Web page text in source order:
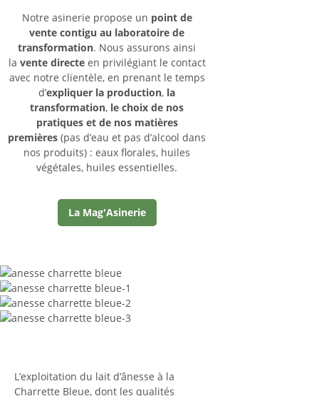
Notre asinerie propose un point de
vente contigu au laboratoire de
transformation. Nous assurons ainsi
la vente directeen privilégiant le contact
avec notre clientèle, en prenant le temps
d’expliquer la production, la
transformation, le choix de nos
pratiques et de nos matières
premières (pas d’eau et pas d’alcool dans
nos produits) : eaux florales, huiles
végétales, huiles essentielles.
La Mag'Asinerie
L’exploitation du lait d’ânesse à la
Charrette Bleue, dont les qualités